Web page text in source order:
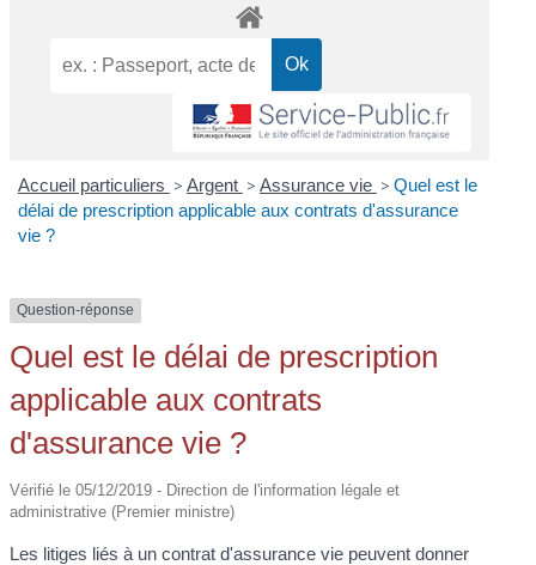
Accueil particuliers > Argent > Assurance vie > Quel est le
délai de prescription applicable aux contrats d'assurance
vie ?
Question-réponse
Quel est le délai de prescription
applicable aux contrats
d'assurance vie ?
Vérifié le 05/12/2019 - Direction de l'information légale et
administrative (Premier ministre)
Les litiges liés à un contrat d'assurance vie peuvent donner